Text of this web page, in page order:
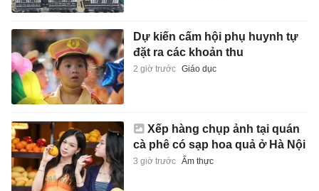
Dự kiến cấm hội phụ huynh tự
đặt ra các khoản thu
2 giờ trước Giáo dục
Xếp hàng chụp ảnh tại quán
cà phê có sạp hoa quả ở Hà Nội
3 giờ trước Ẩm thực